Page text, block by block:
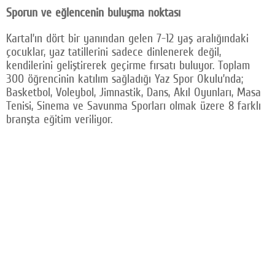
Google Plus
© 2026 TÜM HAKLARI SAKLIDIR
Sporun ve eğlencenin buluşma noktası
Kartal’ın dört bir yanından gelen 7-12 yaş aralığındaki
çocuklar, yaz tatillerini sadece dinlenerek değil,
kendilerini geliştirerek geçirme fırsatı buluyor. Toplam
300 öğrencinin katılım sağladığı Yaz Spor Okulu’nda;
Basketbol, Voleybol, Jimnastik, Dans, Akıl Oyunları, Masa
Tenisi, Sinema ve Savunma Sporları olmak üzere 8 farklı
branşta eğitim veriliyor.